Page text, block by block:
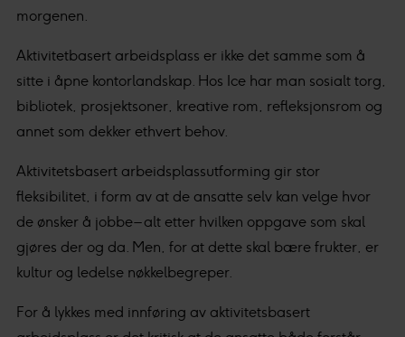
morgenen.
Aktivitetbasert arbeidsplass er ikke det samme som å
sitte i åpne kontorlandskap. Hos Ice har man sosialt torg,
bibliotek, prosjektsoner, kreative rom, refleksjonsrom og
annet som dekker ethvert behov.
Aktivitetsbasert arbeidsplassutforming gir stor
fleksibilitet, i form av at de ansatte selv kan velge hvor
de ønsker å jobbe – alt etter hvilken oppgave som skal
gjøres der og da. Men, for at dette skal bære frukter, er
kultur og ledelse nøkkelbegreper.
For å lykkes med innføring av aktivitetsbasert